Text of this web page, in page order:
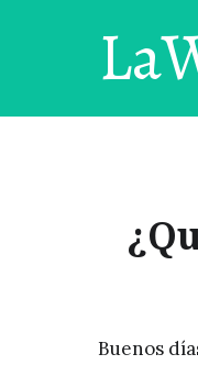
Buenos